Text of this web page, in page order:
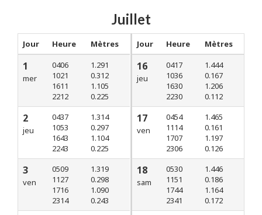
Juillet
Jour Heure Mètres
1
mer
0406
1021
1611
2212
1.291
0.312
1.105
0.225
2
jeu
0437
1053
1643
2243
1.314
0.297
1.104
0.225
3
ven
0509
1127
1716
2314
1.319
0.298
1.090
0.243
Jour Heure Mètres
16
jeu
0417
1036
1630
2230
1.444
0.167
1.206
0.112
17
ven
0454
1114
1707
2306
1.465
0.161
1.197
0.126
18
sam
0530
1151
1744
2341
1.446
0.186
1.164
0.172